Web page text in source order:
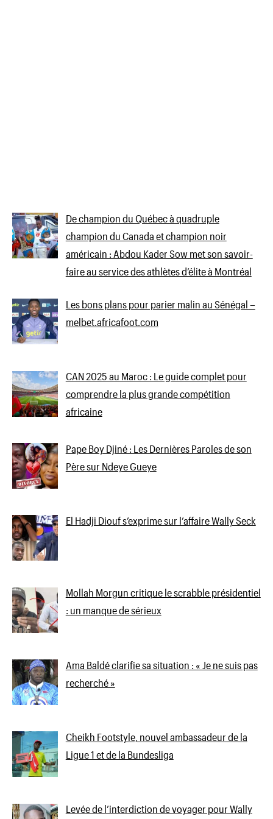
De champion du Québec à quadruple
champion du Canada et champion noir
américain : Abdou Kader Sow met son savoir-
faire au service des athlètes d’élite à Montréal
Les bons plans pour parier malin au Sénégal –
melbet.africafoot.com
CAN 2025 au Maroc : Le guide complet pour
comprendre la plus grande compétition
africaine
Pape Boy Djiné : Les Dernières Paroles de son
Père sur Ndeye Gueye
El Hadji Diouf s’exprime sur l’affaire Wally Seck
Mollah Morgun critique le scrabble présidentiel
: un manque de sérieux
Ama Baldé clarifie sa situation : « Je ne suis pas
recherché »
Cheikh Footstyle, nouvel ambassadeur de la
Ligue 1 et de la Bundesliga
Levée de l’interdiction de voyager pour Wally